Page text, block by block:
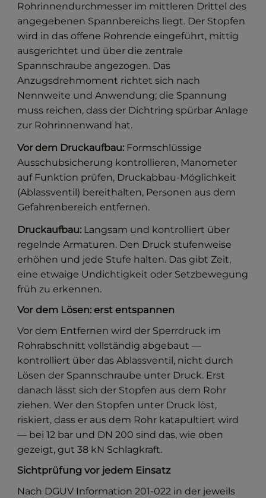
Rohrinnendurchmesser im mittleren Drittel des
angegebenen Spannbereichs liegt. Der Stopfen
wird in das offene Rohrende eingeführt, mittig
ausgerichtet und über die zentrale
Spannschraube angezogen. Das
Anzugsdrehmoment richtet sich nach
Nennweite und Anwendung; die Spannung
muss reichen, dass der Dichtring spürbar Anlage
zur Rohrinnenwand hat.
Vor dem Druckaufbau: Formschlüssige
Ausschubsicherung kontrollieren, Manometer
auf Funktion prüfen, Druckabbau-Möglichkeit
(Ablassventil) bereithalten, Personen aus dem
Gefahrenbereich entfernen.
Druckaufbau: Langsam und kontrolliert über
regelnde Armaturen. Den Druck stufenweise
erhöhen und jede Stufe halten. Das gibt Zeit,
eine etwaige Undichtigkeit oder Setzbewegung
früh zu erkennen.
Vor dem Lösen: erst entspannen
Vor dem Entfernen wird der Sperrdruck im
Rohrabschnitt vollständig abgebaut —
kontrolliert über das Ablassventil, nicht durch
Lösen der Spannschraube unter Druck. Erst
danach lässt sich der Stopfen aus dem Rohr
ziehen. Wer den Stopfen unter Druck löst,
riskiert, dass er aus dem Rohr katapultiert wird
— bei 12 bar und DN 200 sind das, wie oben
gezeigt, gut 38 kN Schlagkraft.
Sichtprüfung vor jedem Einsatz
Nach DGUV Information 201-022 in der jeweils